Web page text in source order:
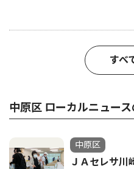
すべ
中原区 ローカルニュー
中原区
ＪＡセレサ